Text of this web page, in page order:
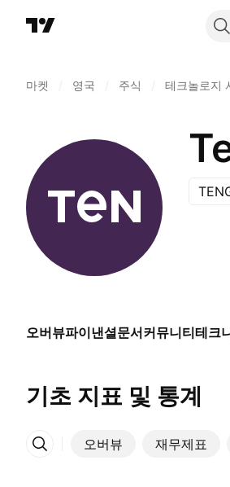
마켓 영국 주식 테크놀로지
오버뷰파이낸셜문서커뮤니티테크
기초 지표 및 통계
오버뷰 재무제표
More